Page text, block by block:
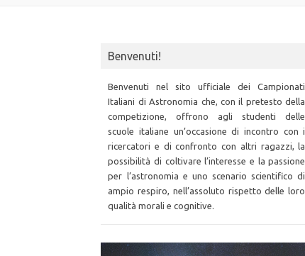
Benvenuti!
Benvenuti nel sito ufficiale dei Campionati
Italiani di Astronomia che, con il pretesto della
competizione, offrono agli studenti delle
scuole italiane un’occasione di incontro con i
ricercatori e di confronto con altri ragazzi, la
possibilità di coltivare l’interesse e la passione
per l’astronomia e uno scenario scientifico di
ampio respiro, nell’assoluto rispetto delle loro
qualità morali e cognitive.